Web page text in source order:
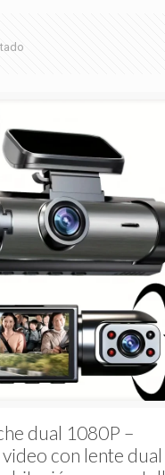
dual 1080P –
con lente dual